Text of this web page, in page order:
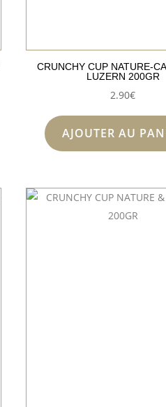
CRUNCHY CUP NATURE-
LUZERN 200GR
2.90€
AJOUTER AU